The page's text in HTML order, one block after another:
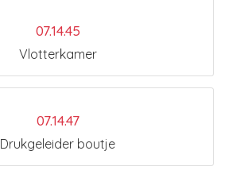
07.14.45
Vlotterkamer
07.14.47
Drukgeleider boutje